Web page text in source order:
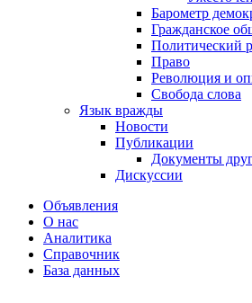
Барометр
Гражданское
Политический
Право
Революция и
Свобода слова
Язык вражды
Новости
Публикации
Документы
Дискуссии
Объявления
О нас
Аналитика
Справочник
База данных